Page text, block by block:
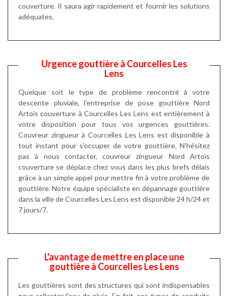
couverture. Il saura agir rapidement et fournir les solutions
adéquates.
Urgence gouttière à Courcelles Les
Lens
Quelque soit le type de problème rencontré à votre
descente pluviale, l’entreprise de pose gouttière Nord
Artois couverture à Courcelles Les Lens est entièrement à
votre disposition pour tous vos urgences gouttières.
Couvreur zingueur à Courcelles Les Lens est disponible à
tout instant pour s'occuper de votre gouttière. N’hésitez
pas à nous contacter, couvreur zingueur Nord Artois
couverture se déplace chez vous dans les plus brefs délais
grâce à un simple appel pour mettre fin à votre problème de
gouttière. Notre équipe spécialiste en dépannage gouttière
dans la ville de Courcelles Les Lens est disponible 24 h/24 et
7 jours/7.
L'avantage de mettre en place une
gouttière à Courcelles Les Lens
Les gouttières sont des structures qui sont indispensables